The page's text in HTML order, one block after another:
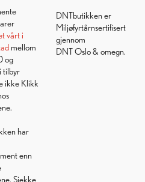
vårt i
mellom
og
tilbyr
ikke Klikk
har
enn
Sjekke
DNTbutikken er
Miljøfyrtårnsertifisert
gjennom
DNT Oslo & omegn.